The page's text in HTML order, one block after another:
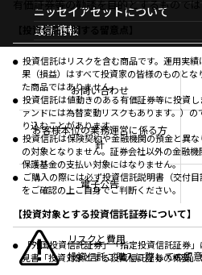
有価証券等の勧誘を目的とするもので
【投資信託に関する留意点】
投資信託はリスクを含む商品です。運用実
果（損益）はすべて投資家の皆様のものと
た商品ではありません。
投資信託は値動きのある有価証券等に投資
ァンドには為替変動リスクもあります。）
り込むことがあります。
投資信託は保険契約や金融機関の預金と異
の対象となりません。証券会社以外の金融
保護基金の支払い対象にはなりません。
ご購入の際には必ず投資信託説明書（交付
をご確認の上ご自身でご判断ください。
【投資対象とする投資信託証券について】
「外国投資信託証券」「指定投資信託証券
見書「投資対象とする投資信託証券の概要
決算カレンダー
海外休日カレンダー
投資信託新商品のご案内
投資信託償還商品のご案内
ちょこっと3分！ファンドシアタ
有価証券届出書の効力の発生の
こだわりのインデックスファン
なしシリーズ
確定拠出年金について
コラム
ファンドレポート
資産形成サービス
Nダイレクト
Goal Navi
資産形成サポート
NAMシティ
お問い合わせ
よくあるご質問
投資の教室
サステナビリティTOP
サステナビリティ経営
サステナブル投資
ニッセイアセットについて
ニッセイアセットについてTOP
会社情報
プレスリリース
受賞歴
方針・その他開示情報
採用情報
公式キャラクターのご紹介
最新情報
マーケットニュース
商品ニュース
おしらせ
メディアお問い合わせ
お客様本位の業務運営に係る方
針
電子公告
リスクと費用
投資信託ご購入に際しての留